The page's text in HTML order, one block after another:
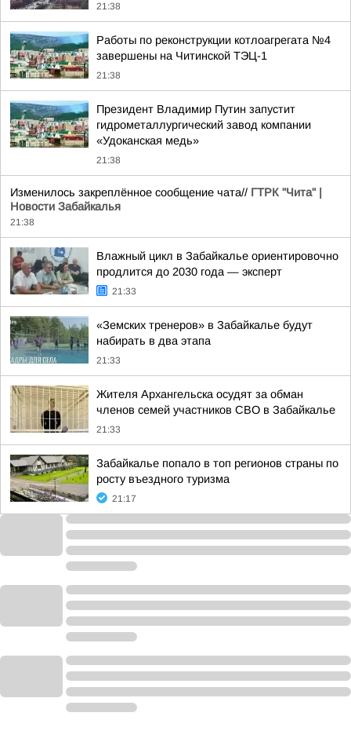
21:38
Работы по реконструкции котлоагрегата №4
завершены на Читинской ТЭЦ-1
21:38
Президент Владимир Путин запустит
гидрометаллургический завод компании
«Удоканская медь»
21:38
Изменилось закреплённое сообщение чата// ГТРК "Чита" |
Новости Забайкалья
21:38
Влажный цикл в Забайкалье ориентировочно
продлится до 2030 года — эксперт
21:33
«Земских тренеров» в Забайкалье будут
набирать в два этапа
21:33
Жителя Архангельска осудят за обман
членов семей участников СВО в Забайкалье
21:33
Забайкалье попало в топ регионов страны по
росту въездного туризма
21:17